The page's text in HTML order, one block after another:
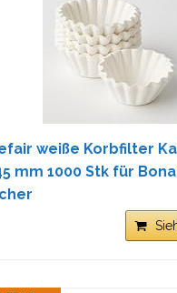
weiße Korbfilter
mm 1000 Stk für